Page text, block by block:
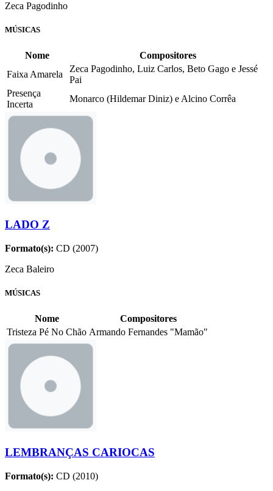
Zeca Pagodinho
MÚSICAS
Nome
Compositores
Faixa Amarela
Zeca Pagodinho, Luiz Carlos, Beto Gago e Jessé
Pai
Presença
Incerta
Monarco (Hildemar Diniz) e Alcino Corrêa
LADO Z
Formato(s): CD (2007)
Zeca Baleiro
MÚSICAS
Nome
Compositores
Tristeza Pé No Chão Armando Fernandes "Mamão"
LEMBRANÇAS CARIOCAS
Formato(s): CD (2010)